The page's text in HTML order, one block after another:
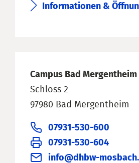
Informationen &
Campus Bad Mergentheim
Schloss 2
97980 Bad Mergentheim
07931-530-600
07931-530-604
info@dhbw-